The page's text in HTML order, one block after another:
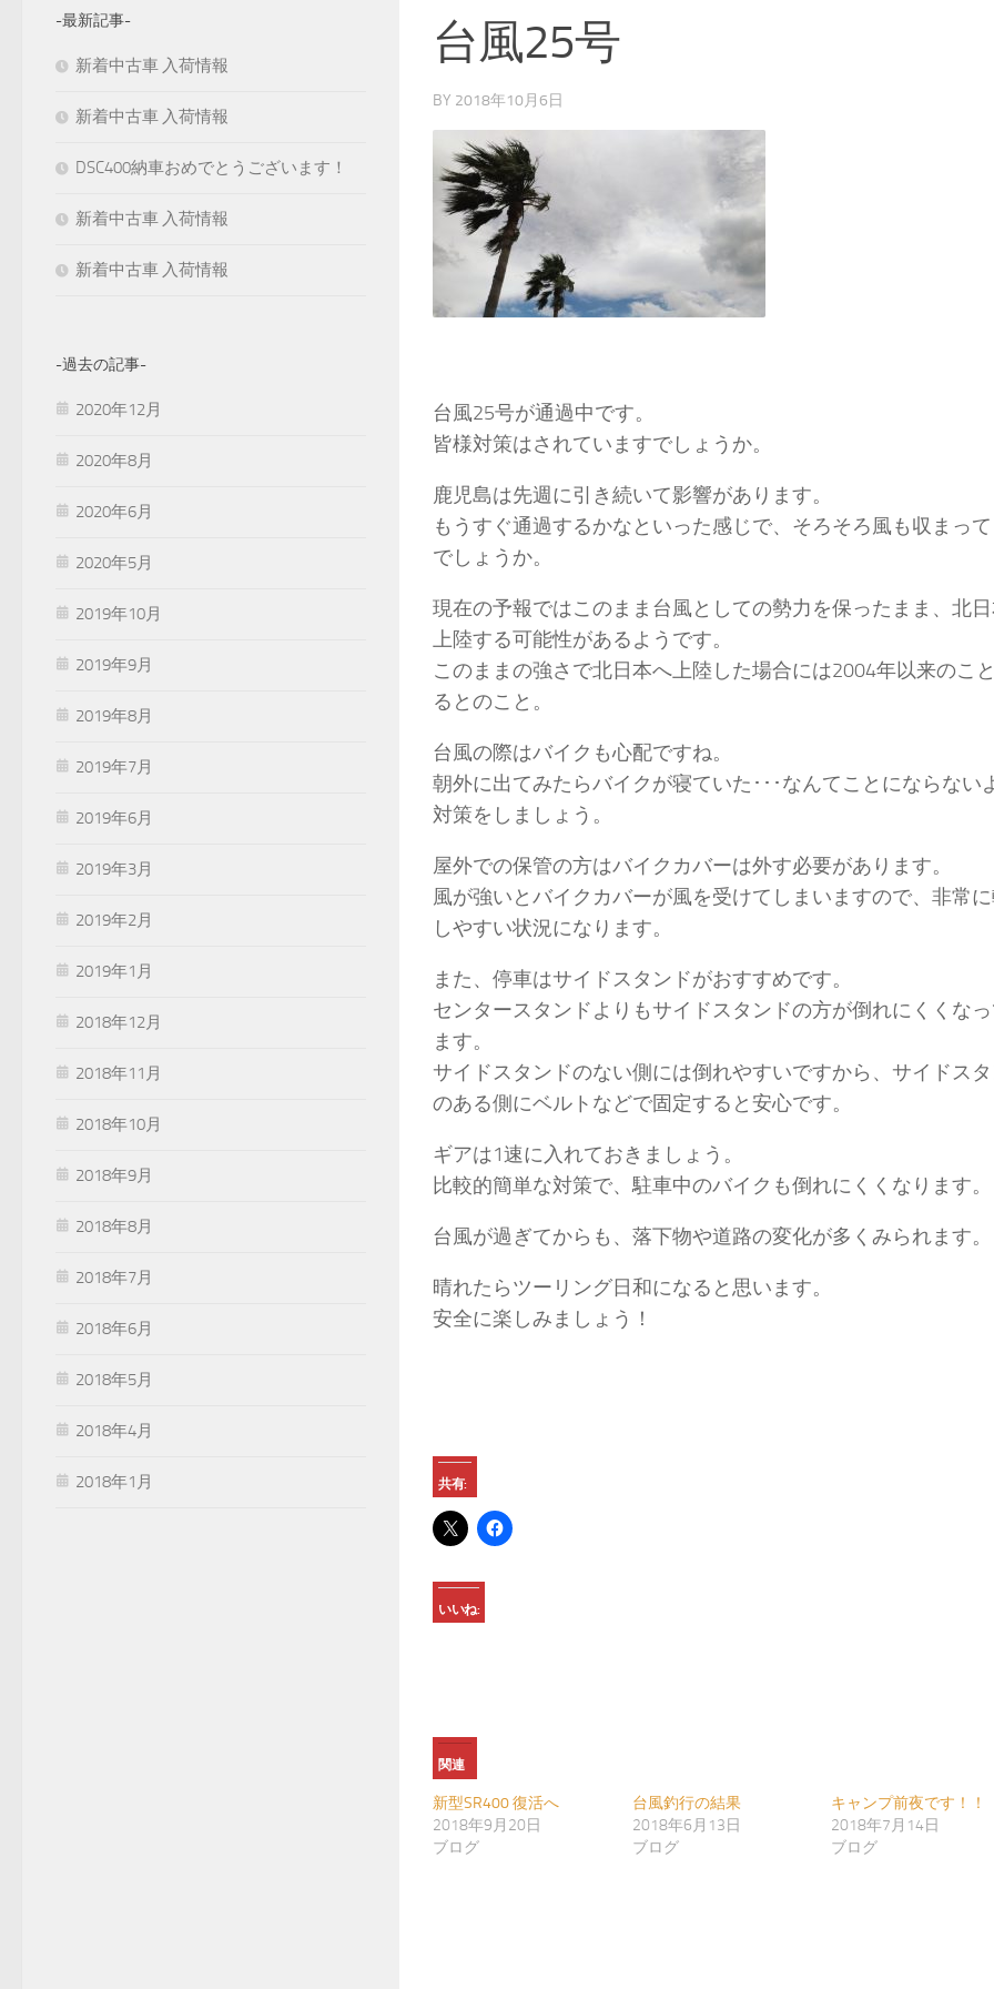
台風25号
BY 2018年10月6日
台風25号が通過中です。
皆様対策はされていますでしょうか。
鹿児島は先週に引き続いて影響があります。
もうすぐ通過するかなといった感じで、そろそろ風も収まっ
でしょうか。
現在の予報ではこのまま台風としての勢力を保ったまま、北
上陸する可能性があるようです。
このままの強さで北日本へ上陸した場合には2004年以来のこ
るとのこと。
台風の際はバイクも心配ですね。
朝外に出てみたらバイクが寝ていた･･･なんてことにならない
対策をしましょう。
屋外での保管の方はバイクカバーは外す必要があります。
風が強いとバイクカバーが風を受けてしまいますので、非常
しやすい状況になります。
また、停車はサイドスタンドがおすすめです。
センタースタンドよりもサイドスタンドの方が倒れにくくな
ます。
サイドスタンドのない側には倒れやすいですから、サイドス
のある側にベルトなどで固定すると安心です。
ギアは1速に入れておきましょう。
比較的簡単な対策で、駐車中のバイクも倒れにくくなります。
台風が過ぎてからも、落下物や道路の変化が多くみられます。
晴れたらツーリング日和になると思います。
安全に楽しみましょう！
共有:
いいね:
関連
新型SR400 復活へ
2018年9月20日
ブログ
台風釣行の結果
2018年6月13日
ブログ
キャンプ前夜です！！
2018年7月14日
ブログ
-最新記事-
新着中古車 入荷情報
新着中古車 入荷情報
DSC400納車おめでとうございます！
新着中古車 入荷情報
新着中古車 入荷情報
-過去の記事-
2020年12月
2020年8月
2020年6月
2020年5月
2019年10月
2019年9月
2019年8月
2019年7月
2019年6月
2019年3月
2019年2月
2019年1月
2018年12月
2018年11月
2018年10月
2018年9月
2018年8月
2018年7月
2018年6月
2018年5月
2018年4月
2018年1月